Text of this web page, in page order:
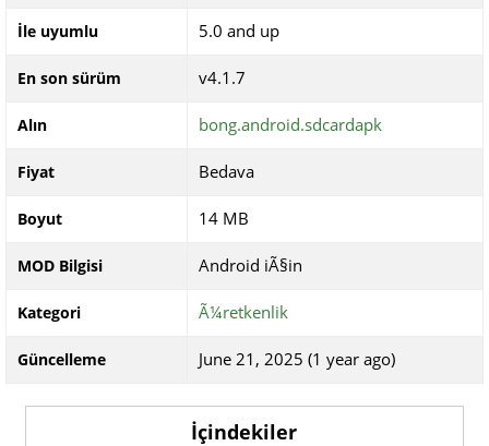
İle uyumlu 5.0 and up
En son sürüm v4.1.7
Alın bong.android.sdcardapk
Fiyat Bedava
Boyut 14 MB
MOD Bilgisi Android iÃ§in
Kategori Ã¼retkenlik
Güncelleme June 21, 2025 (1 year ago)
İçindekiler